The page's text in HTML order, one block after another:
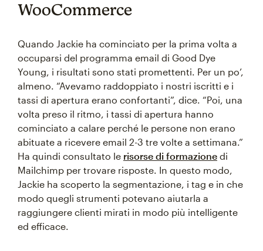
WooCommerce
Quando Jackie ha cominciato per la prima volta a
occuparsi del programma email di Good Dye
Young, i risultati sono stati promettenti. Per un po’,
almeno. “Avevamo raddoppiato i nostri iscritti e i
tassi di apertura erano confortanti”, dice. “Poi, una
volta preso il ritmo, i tassi di apertura hanno
cominciato a calare perché le persone non erano
abituate a ricevere email 2-3 tre volte a settimana.”
Ha quindi consultato le risorse di formazione di
Mailchimp per trovare risposte. In questo modo,
Jackie ha scoperto la segmentazione, i tag e in che
modo quegli strumenti potevano aiutarla a
raggiungere clienti mirati in modo più intelligente
ed efficace.